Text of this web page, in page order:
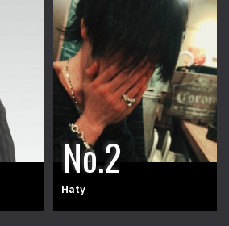
Haty